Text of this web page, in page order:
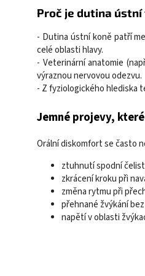
Proč je dutina
- Dutina ústní koně patří
celé oblasti hlavy.
- Veterinární anatomie
výraznou nervovou odezvu.
- Z fyziologického hlediska
Jemné projevy,
Orální diskomfort se často
ztuhnutí spodní
zkrácení kroku při
změna rytmu při
přehnané žvýkání
napětí v oblasti